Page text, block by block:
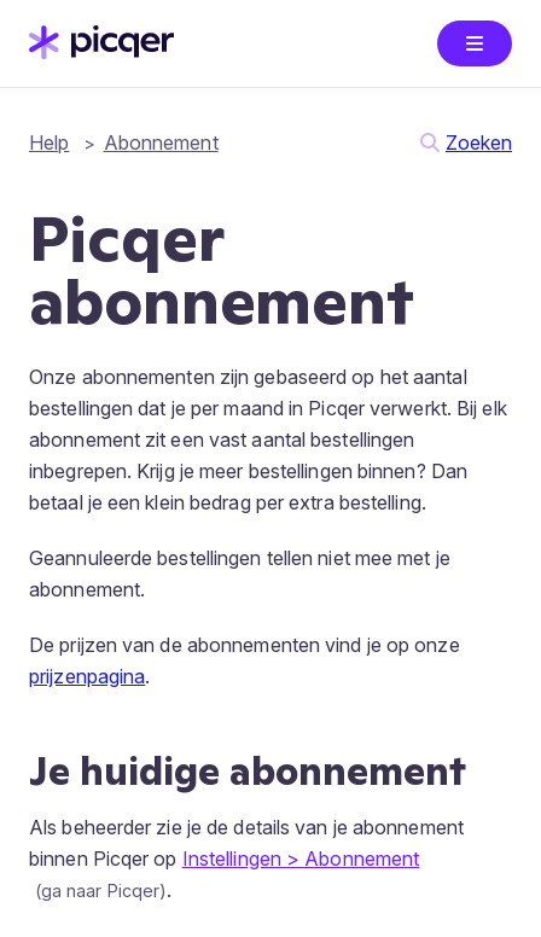
Help Abonnement Zoeken
Picqer
abonnement
Onze abonnementen zijn gebaseerd op het aantal
bestellingen dat je per maand in Picqer verwerkt. Bij elk
abonnement zit een vast aantal bestellingen
inbegrepen. Krijg je meer bestellingen binnen? Dan
betaal je een klein bedrag per extra bestelling.
Geannuleerde bestellingen tellen niet mee met je
abonnement.
De prijzen van de abonnementen vind je op onze
prijzenpagina.
Je huidige abonnement
Als beheerder zie je de details van je abonnement
binnen Picqer op Instellingen > Abonnement
.